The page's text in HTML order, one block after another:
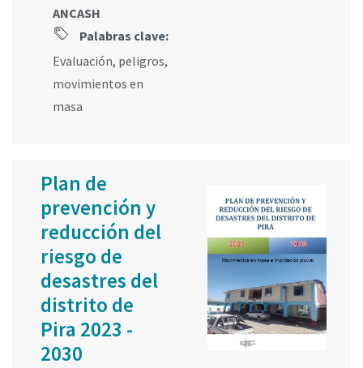
ANCASH
Palabras clave:
Evaluación, peligros,
movimientos en
masa
Plan de
prevención y
reducción del
riesgo de
desastres del
distrito de
Pira 2023 -
2030